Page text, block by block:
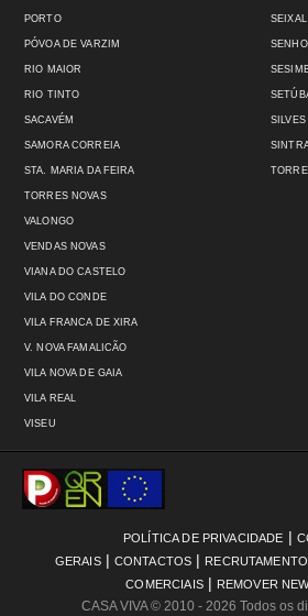
PORTO
PÓVOA DE VARZIM
RIO MAIOR
RIO TINTO
SACAVÉM
SAMORA CORREIA
STA. MARIA DA FEIRA
SEIXAL
SILVES
TORRES NOVAS
VALONGO
VENDAS NOVAS
VIANA DO CASTELO
VILA DO CONDE
VILA FRANCA DE XIRA
V. NOVA FAMALICÃO
VILA NOVA DE GAIA
VILA REAL
VISEU
POLÍTICA DE PRIVACIDADE |
GERAIS | CONTACTOS | RECRUTAMENTO
COMERCIAIS | REMOVER
CASA VIVA© 2010 - 2026 Todos os